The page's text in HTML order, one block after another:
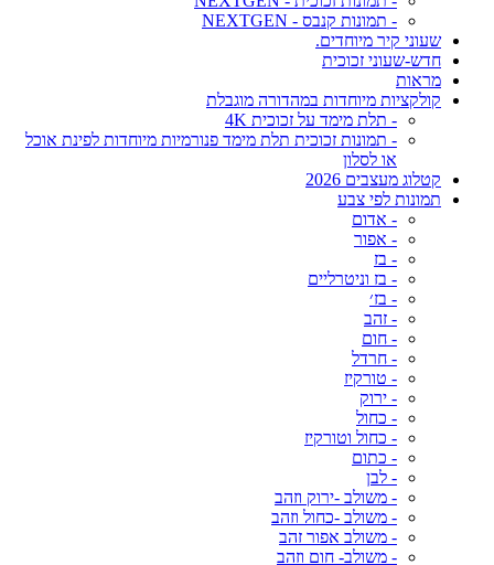
- תמונות קנבס - NEXTGEN
שעוני קיר מיוחדים.
חדש-שעוני זכוכית
מראות
קולקציות מיוחדות במהדורה מוגבלת
- תלת מימד על זכוכית 4K
- תמונות זכוכית תלת מימד פנורמיות מיוחדות לפינת אוכל
או לסלון
קטלוג מעצבים 2026
תמונות לפי צבע
- אדום
- אפור
- בז
- בז וניטרליים
- בז׳
- זהב
- חום
- חרדל
- טורקיז
- ירוק
- כחול
- כחול וטורקיז
- כתום
- לבן
- משולב -ירוק וזהב
- משולב -כחול וזהב
- משולב אפור זהב
- משולב- חום וזהב